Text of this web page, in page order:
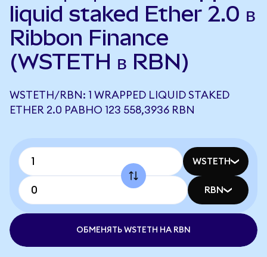
liquid staked Ether 2.0 в
Ribbon Finance
(WSTETH в RBN)
WSTETH/RBN: 1 WRAPPED LIQUID STAKED
ETHER 2.0 РАВНО 123 558,3936 RBN
WSTETH
RBN
ОБМЕНЯТЬ WSTETH НА RBN